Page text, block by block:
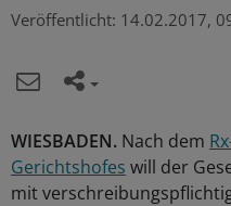
Veröffentlicht: 14.02.2017,
WIESBADEN. Nach dem
Gerichtshofes will der
mit